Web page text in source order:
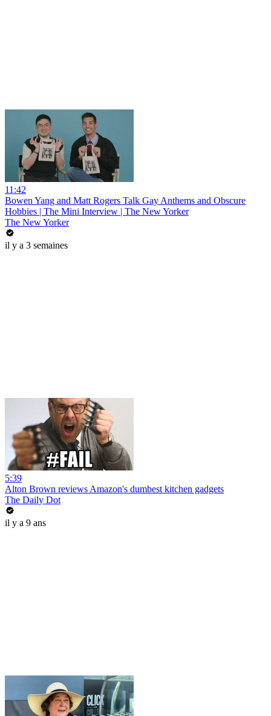
11:42
Bowen Yang and Matt Rogers Talk Gay Anthems and Obscure
Hobbies | The Mini Interview | The New Yorker
The New Yorker
il y a 3 semaines
5:39
Alton Brown reviews Amazon's dumbest kitchen gadgets
The Daily Dot
il y a 9 ans